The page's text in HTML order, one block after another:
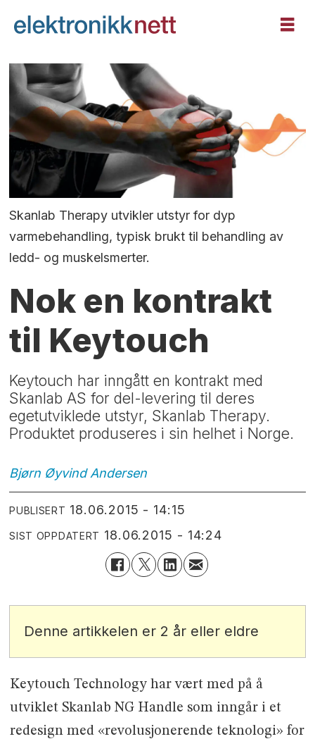
Skanlab Therapy utvikler utstyr for dyp
varmebehandling, typisk brukt til behandling av
ledd- og muskelsmerter.
Nok en kontrakt
til Keytouch
Keytouch har inngått en kontrakt med
Skanlab AS for del-levering til deres
egetutviklede utstyr, Skanlab Therapy.
Produktet produseres i sin helhet i Norge.
Bjørn Øyvind Andersen
PUBLISERT 18.06.2015 - 14:15
SIST OPPDATERT 18.06.2015 - 14:24
Denne artikkelen er 2 år eller eldre
Keytouch Technology har vært med på å
utviklet Skanlab NG Handle som inngår i et
redesign med «revolusjonerende teknologi» for